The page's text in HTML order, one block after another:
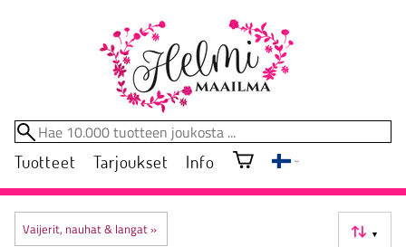
Tuotteet Tarjoukset Info
Vaijerit, nauhat & langat‪» ▼